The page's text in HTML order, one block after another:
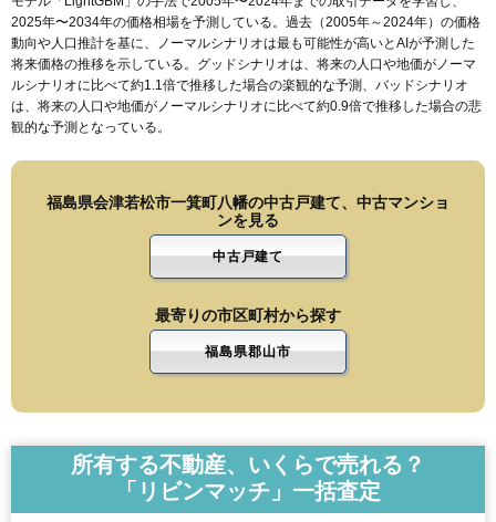
2025年〜2034年の価格相場を予測している。過去（2005年～2024年）の価格
動向や人口推計を基に、ノーマルシナリオは最も可能性が高いとAIが予測した
将来価格の推移を示している。グッドシナリオは、将来の人口や地価がノーマ
ルシナリオに比べて約1.1倍で推移した場合の楽観的な予測、バッドシナリオ
は、将来の人口や地価がノーマルシナリオに比べて約0.9倍で推移した場合の悲
観的な予測となっている。
福島県会津若松市一箕町八幡の中古戸建て、中古マンショ
ンを見る
中古戸建て
最寄りの市区町村から探す
福島県郡山市
所有する不動産、いくらで売れる？
「リビンマッチ」一括査定